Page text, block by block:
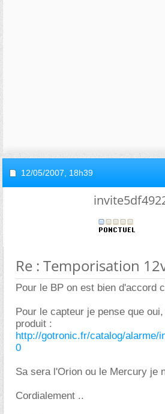
12/05/2007, 18h39
Re : Temporisation
Pour le BP on est bien d'accord
Pour le capteur je pense que
produit :
http://gotronic.fr/catalog/alarme/
0
Sa sera l'Orion ou le Mercury je
Cordialement ..